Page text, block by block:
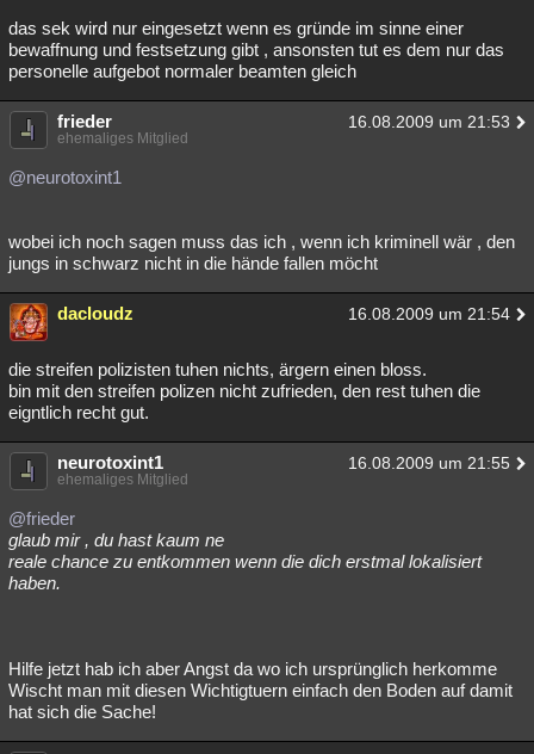
das sek wird nur eingesetzt wenn es gründe im sinne einer
bewaffnung und festsetzung gibt , ansonsten tut es dem nur das
personelle aufgebot normaler beamten gleich
frieder 16.08.2009 um 21:53
ehemaliges Mitglied
@neurotoxint1
wobei ich noch sagen muss das ich , wenn ich kriminell wär , den
jungs in schwarz nicht in die hände fallen möcht
dacloudz 16.08.2009 um 21:54
die streifen polizisten tuhen nichts, ärgern einen bloss.
bin mit den streifen polizen nicht zufrieden, den rest tuhen die
eigntlich recht gut.
neurotoxint1 16.08.2009 um 21:55
ehemaliges Mitglied
@frieder
glaub mir , du hast kaum ne
reale chance zu entkommen wenn die dich erstmal lokalisiert
haben.
Hilfe jetzt hab ich aber Angst da wo ich ursprünglich herkomme
Wischt man mit diesen Wichtigtuern einfach den Boden auf damit
hat sich die Sache!